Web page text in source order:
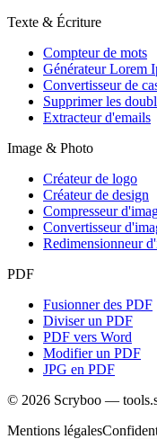
Texte & Écriture
Compteur de mots
Générateur Lorem
Convertisseur de
Supprimer les
Extracteur d'emails
Image & Photo
Créateur de logo
Créateur de design
Compresseur
Convertisseur
Redimensionneur
PDF
Fusionner des PDF
Diviser un PDF
PDF vers Word
Modifier un PDF
JPG en PDF
© 2026 Scryboo —
Mentions légales